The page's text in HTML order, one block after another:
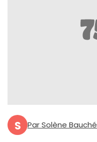
S Par Solène Bauché